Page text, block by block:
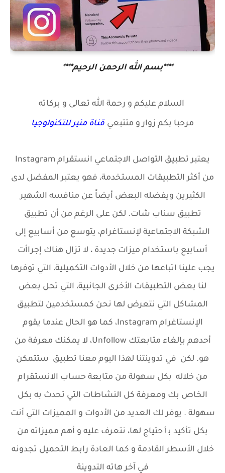
****بسم الله الرحمن الرحيم****
السلام عليكم و رحمة الله تعالى و بركاته
مرحبا بكم زوار و متتبعي قناة منير للتكنولوجيا
يعتبر تطبيق التواصل الاجتماعي انستقرام Instagram
من أكثر التطبيقات المستخدمة، فهو يعتبر المفضل لدى
الكثيرين ويفضله البعض أيضاً عن منافسه الشهير
تطبيق سناب شات. لكن على الرغم من أن تطبيق
الشبكة الاجتماعية لإنستاغرام، يتوسع من أسابيع إلى
أسابيع باستخدام ميزات جديدة ، لا تزال هناك إجراأت
يجب علينا اتباعها من خلال الأدوات التكميلية، التي توفرها
لنا بعض التطبيقات الأخرى الجانبية، التي تحل بعض
المشاكل التي نتعرض لها نحن كمستخدمين لتطبيق
الإنستاغرام Instagram
، كما هو الحال عندما يقوم
أحدهم بإلغاء متابعتك Unfollow
، لا يمكنك معرفة من
هو. لكن في تدوينتنا لهذا اليوم معنا تطبيق ستتمكن
من خلاله بكل سهولة من متابعة حساب الانستقرام
الخاص بك ومعرفة كل النشاطات التي تحدث به بكل
سهولة . يوفر لك العديد من الأدوات و المميزات التي أنت
بكل تأكيد بٱحتياج لها، نتعرف عليه و أهم مميزاته من
خلال الأسطر القادمة و كما العادة رابط التحميل تجدونه
في آخر هاته التدوينة